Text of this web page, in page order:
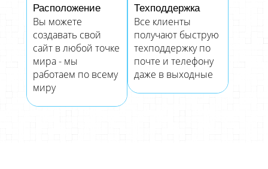
Расположение
Вы можете
создавать свой
сайт в любой точке
мира - мы
работаем по всему
миру
Техподдержка
Все клиенты
получают быструю
техподдержку по
почте и телефону
даже в выходные